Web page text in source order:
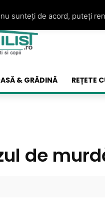
& GRĂDINĂ REȚETE
de
sunteți de acord, puteți